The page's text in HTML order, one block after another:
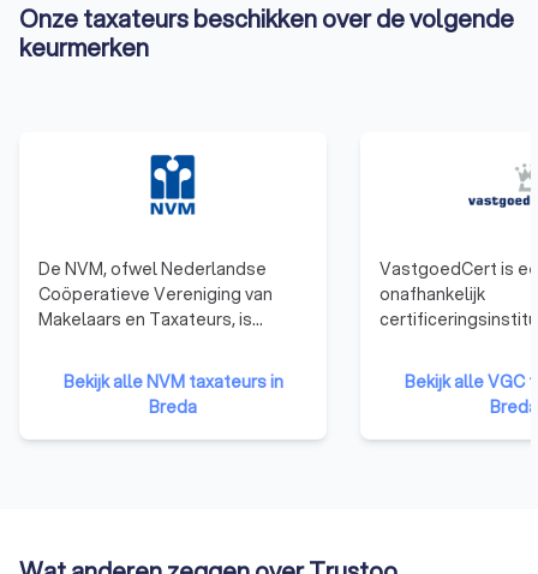
Onze taxateurs beschikken over de volgende
keurmerken
De NVM, ofwel Nederlandse
Coöperatieve Vereniging van
Makelaars en Taxateurs, is
bekende brancheorganisatie in
de vastgoedsector. Met een
lange geschiedenis en een
breed netwerk van aangesloten
Bekijk alle NVM taxateurs in
Breda
VastgoedCert is
onafhankelijk
is deze
de kwaliteit van
waarborgen na het
Bekijk alle VGC
Breda